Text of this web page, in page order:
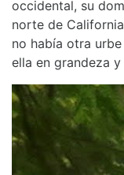
occidental, su
norte de
no había otra
ella en grandeza y